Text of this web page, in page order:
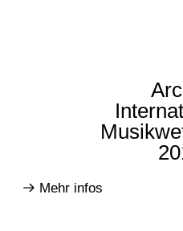
Mehr infos